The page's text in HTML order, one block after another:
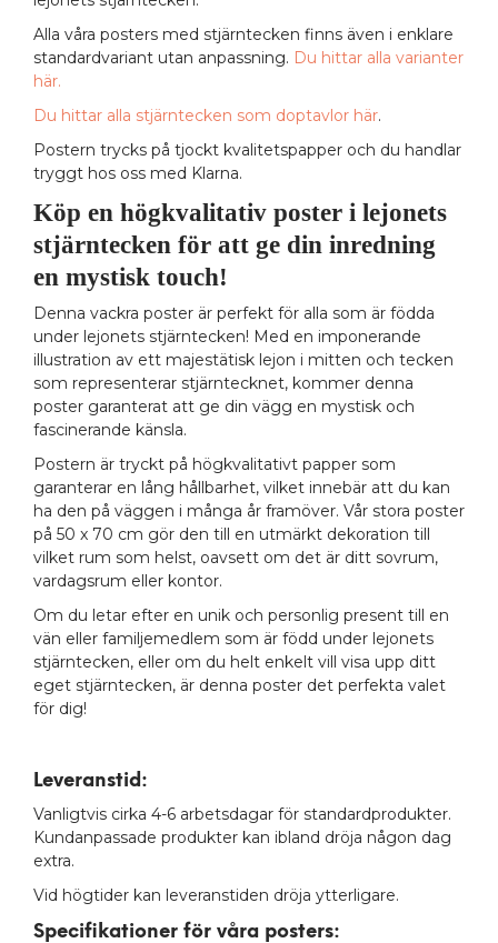
Alla våra posters med stjärntecken finns även i enklare
standardvariant utan anpassning. Du hittar alla varianter
här.
Du hittar alla stjärntecken som doptavlor här.
Postern trycks på tjockt kvalitetspapper och du handlar
tryggt hos oss med Klarna.
Köp en högkvalitativ poster i lejonets
stjärntecken för att ge din inredning
en mystisk touch!
Denna vackra poster är perfekt för alla som är födda
under lejonets stjärntecken! Med en imponerande
illustration av ett majestätisk lejon i mitten och tecken
som representerar stjärntecknet, kommer denna
poster garanterat att ge din vägg en mystisk och
fascinerande känsla.
Postern är tryckt på högkvalitativt papper som
garanterar en lång hållbarhet, vilket innebär att du kan
ha den på väggen i många år framöver. Vår stora poster
på 50 x 70 cm gör den till en utmärkt dekoration till
vilket rum som helst, oavsett om det är ditt sovrum,
vardagsrum eller kontor.
Om du letar efter en unik och personlig present till en
vän eller familjemedlem som är född under lejonets
stjärntecken, eller om du helt enkelt vill visa upp ditt
eget stjärntecken, är denna poster det perfekta valet
för dig!
Leveranstid:
Vanligtvis cirka 4-6 arbetsdagar för standardprodukter.
Kundanpassade produkter kan ibland dröja någon dag
extra.
Vid högtider kan leveranstiden dröja ytterligare.
Specifikationer för våra posters: